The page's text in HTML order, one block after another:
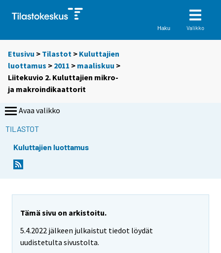
Haku Valikko
Etusivu > Tilastot > Kuluttajien
luottamus > 2011 > maaliskuu >
Liitekuvio 2. Kuluttajien mikro-
ja makroindikaattorit
Avaa valikko
TILASTOT
Kuluttajien luottamus
Tämä sivu on arkistoitu.
5.4.2022 jälkeen julkaistut tiedot löydät
uudistetulta sivustolta.